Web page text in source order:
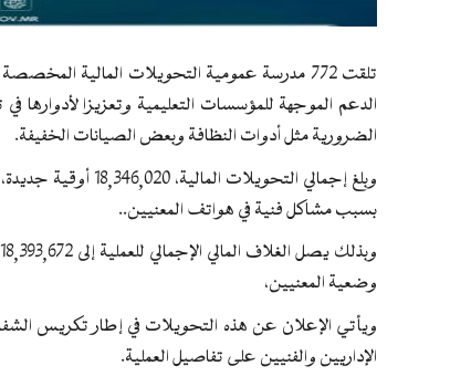
الدعم الموجهة للمؤسسات التعليمية وتعزيزا
الضرورية مثل أدوات النظافة وبعض الصيانات الخفيفة.
بسبب مشاكل فنية في هواتف المعنيين..
وضعية المعنيين،
ويأتي الإعلان عن هذه التحويلات في إطار تكريس
الإداريين والفنيين على تفاصيل العملية.